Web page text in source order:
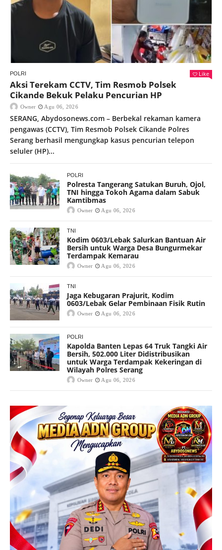
POLRI Like
Aksi Terekam CCTV, Tim Resmob Polsek
Cikande Bekuk Pelaku Pencurian HP
Owner Agu 06, 2026
SERANG, Abydosonews.com – Berbekal rekaman kamera
pengawas (CCTV), Tim Resmob Polsek Cikande Polres
Serang berhasil mengungkap kasus pencurian telepon
seluler (HP)...
POLRI
Polresta Tangerang Satukan Buruh, Ojol,
TNI hingga Tokoh Agama dalam Sabuk
Kamtibmas
Owner Agu 06, 2026
TNI
Kodim 0603/Lebak Salurkan Bantuan Air
Bersih untuk Warga Desa Bungurmekar
Terdampak Kemarau
Owner Agu 06, 2026
TNI
Jaga Kebugaran Prajurit, Kodim
0603/Lebak Gelar Pembinaan Fisik Rutin
Owner Agu 06, 2026
POLRI
Kapolda Banten Lepas 64 Truk Tangki Air
Bersih, 502.000 Liter Didistribusikan
untuk Warga Terdampak Kekeringan di
Wilayah Polres Serang
Owner Agu 06, 2026